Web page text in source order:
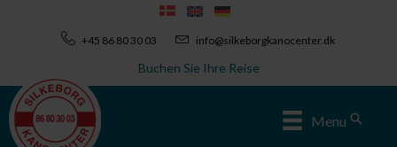
+45 86 80 30 03 info@silkeborgkanocenter.dk
Buchen Sie Ihre Reise
Menu